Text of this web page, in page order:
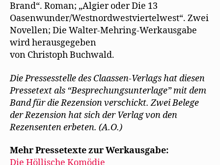
Brand“. Roman; „Algier oder Die 13
Oasenwunder/Westnordwestviertelwest“. Zwei
Novellen; Die Walter-Mehring-Werkausgabe
wird herausgegeben
von Christoph Buchwald.
Die Pressesstelle des Claassen-Verlags hat diesen
Pressetext als “Besprechungsunterlage” mit dem
Band für die Rezension verschickt. Zwei Belege
der Rezension hat sich der Verlag von den
Rezensenten erbeten. (A.O.)
Mehr Pressetexte zur Werkausgabe: